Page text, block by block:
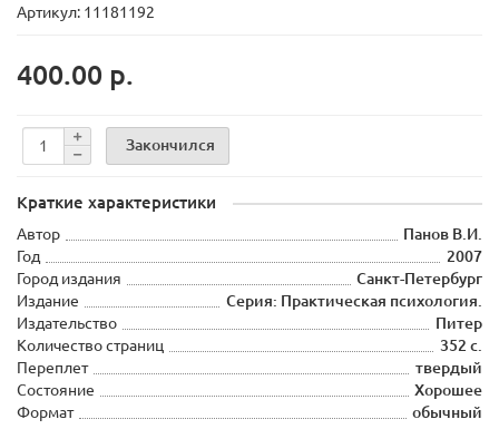
Артикул: 11181192
400.00 р.
Закончился
Краткие характеристики
Автор
Панов В.И.
Год
2007
Город издания
Санкт-Петербург
Издание
Серия: Практическая психология.
Издательство
Питер
Количество страниц
352 с.
Переплет
твердый
Состояние
Хорошее
Формат
обычный